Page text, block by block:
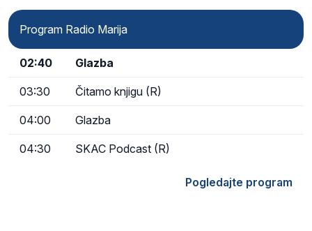
Program Radio Marija
02:40 Glazba
03:30 Čitamo knjigu (R)
04:00 Glazba
04:30 SKAC Podcast (R)
Pogledajte program